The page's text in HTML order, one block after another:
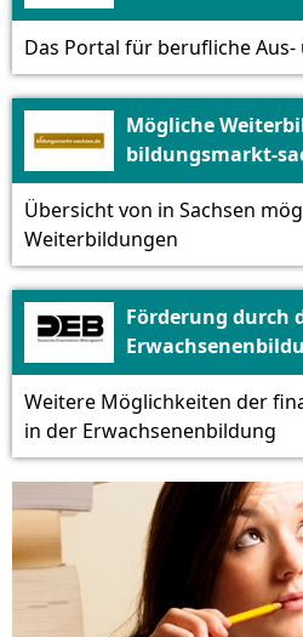
Das Portal für berufliche
Mögliche
bildungsmarkt-
Übersicht von in Sachsen
Weiterbildungen
Förderung durch
Weitere Möglichkeiten der
in der Erwachsenenbildung